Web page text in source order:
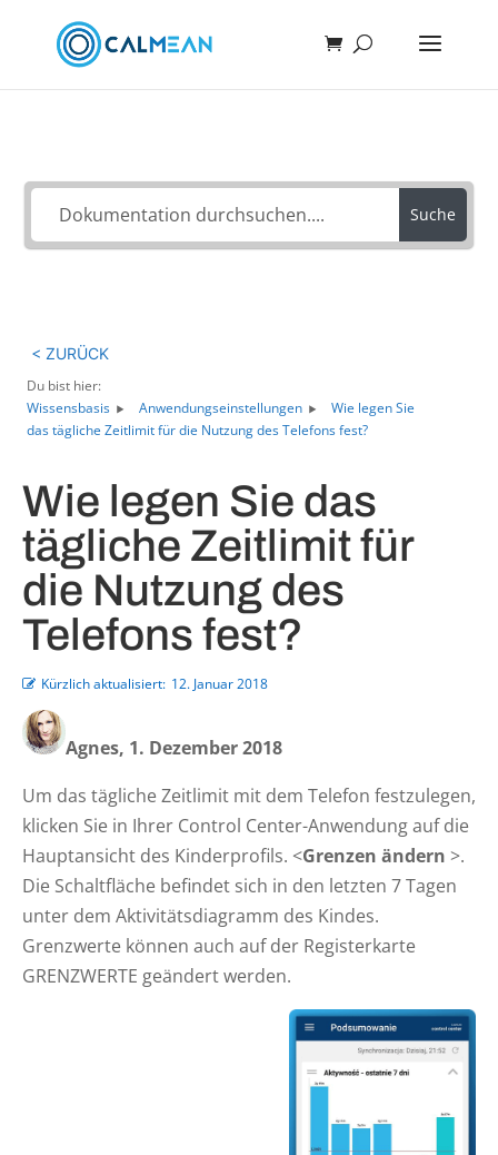
Suche
< ZURÜCK
Du bist hier:
Wissensbasis
Anwendungseinstellungen
Wie legen Sie
das tägliche Zeitlimit für die Nutzung des Telefons fest?
Wie legen Sie das
tägliche Zeitlimit für
die Nutzung des
Telefons fest?
Kürzlich aktualisiert: 12. Januar 2018
Agnes, 1. Dezember 2018
Um das tägliche Zeitlimit mit dem Telefon festzulegen,
klicken Sie in Ihrer Control Center-Anwendung auf die
Hauptansicht des Kinderprofils. <Grenzen ändern >.
Die Schaltfläche befindet sich in den letzten 7 Tagen
unter dem Aktivitätsdiagramm des Kindes.
Grenzwerte können auch auf der Registerkarte
GRENZWERTE geändert werden.